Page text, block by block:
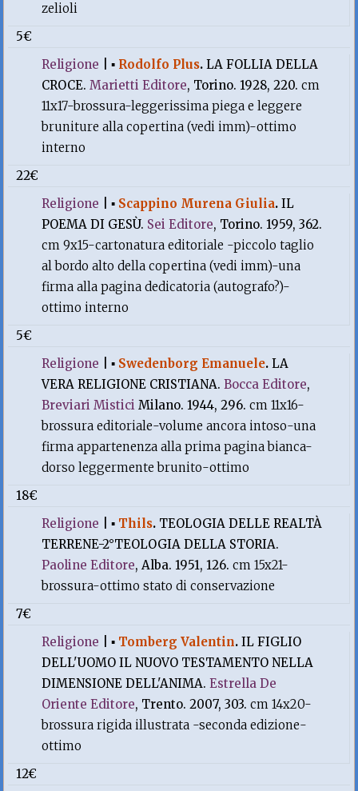
zelioli
5€
Religione |▪ Rodolfo Plus.LA FOLLIA DELLA
CROCE.Marietti Editore, Torino. 1928, 220.cm
11x17-brossura-leggerissima piega e leggere
bruniture alla copertina (vedi imm)-ottimo
interno
22€
Religione |▪ Scappino Murena Giulia.IL
POEMA DI GESÙ. Sei Editore, Torino. 1959, 362.
cm 9x15-cartonatura editoriale -piccolo taglio
al bordo alto della copertina (vedi imm)-una
firma alla pagina dedicatoria (autografo?)-
ottimo interno
5€
Religione |▪ Swedenborg Emanuele.LA
VERA RELIGIONE CRISTIANA.Bocca Editore,
Breviari Mistici Milano. 1944, 296.cm 11x16-
brossura editoriale-volume ancora intoso-una
firma appartenenza alla prima pagina bianca-
dorso leggermente brunito-ottimo
18€
Religione |▪ Thils. TEOLOGIA DELLE REALTÀ
TERRENE-2°TEOLOGIA DELLA STORIA.
Paoline Editore, Alba. 1951, 126.cm 15x21-
brossura-ottimo stato di conservazione
7€
Religione |▪ Tomberg Valentin.IL FIGLIO
DELL'UOMO IL NUOVO TESTAMENTO NELLA
DIMENSIONE DELL'ANIMA.Estrella De
Oriente Editore, Trento. 2007, 303.cm 14x20-
brossura rigida illustrata -seconda edizione-
ottimo
12€